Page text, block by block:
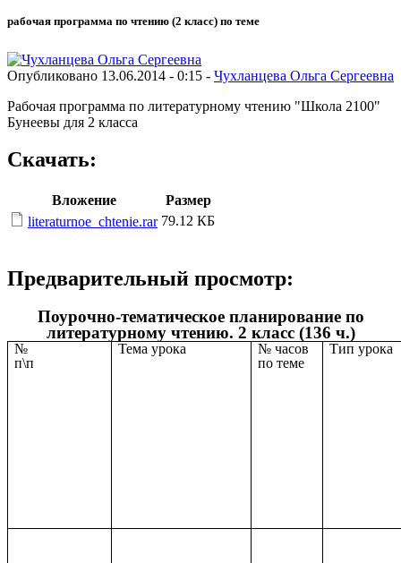
рабочая программа по чтению (2 класс) по теме
Опубликовано 13.06.2014 - 0:15 - Чухланцева Ольга Сергеевна
Рабочая программа по литературному чтению "Школа 2100"
Бунеевы для 2 класса
Скачать:
Вложение
Размер
literaturnoe_chtenie.rar 79.12 КБ
Предварительный просмотр:
Поурочно-тематическое планирование по
литературному чтению. 2 класс (136 ч.)
№
п\п
Тема урока
№ часов
по теме
Тип урока